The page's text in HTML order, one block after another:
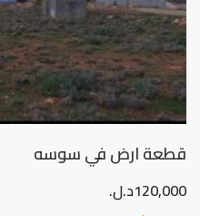
قطعة ارض في سوسه
120,000د.ل.